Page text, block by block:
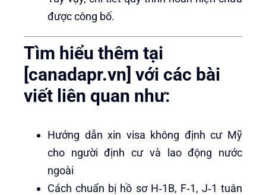
được công bố.
Tìm hiểu thêm tại
[canadapr.vn] với các bài
viết liên quan như:
Hướng dẫn xin visa không định cư Mỹ
cho người định cư và lao động nước
ngoài
Cách chuẩn bị hồ sơ H‑1B, F‑1, J‑1 tuân